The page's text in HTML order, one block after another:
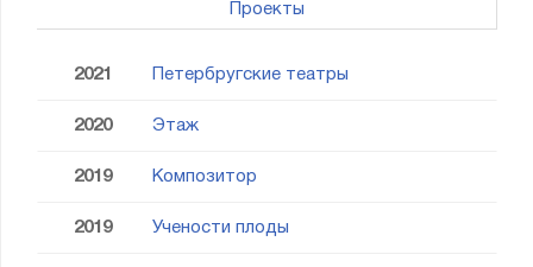
Проекты
2021 Петербругские театры
2020 Этаж
2019 Композитор
2019 Учености плоды